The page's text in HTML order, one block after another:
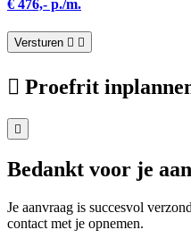
€ 476,- p./m.
Versturen
Proefrit
Bedankt voor je
Je aanvraag is succesvol
contact met je opnemen.